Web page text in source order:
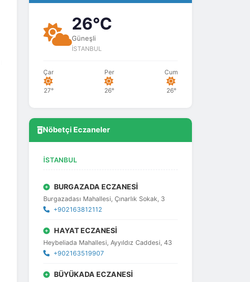
26°C
Güneşli
İSTANBUL
Çar
27°
Per
26°
Cum
26°
Nöbetçi Eczaneler
İSTANBUL
BURGAZADA ECZANESİ
Burgazadası Mahallesi, Çınarlık Sokak, 3
+902163812112
HAYAT ECZANESİ
Heybeliada Mahallesi, Ayyıldız Caddesi, 43
+902163519907
BÜYÜKADA ECZANESİ